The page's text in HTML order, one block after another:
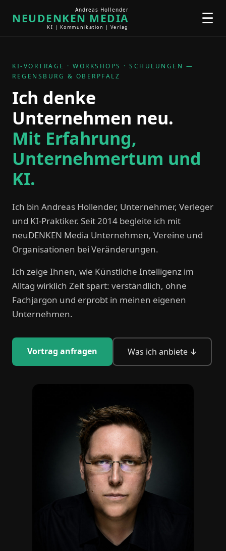
Andreas Hollender
NEUDENKEN MEDIA
KI | Kommunikation | Verlag
☰
KI-VORTRÄGE · WORKSHOPS · SCHULUNGEN —
REGENSBURG & OBERPFALZ
Ich denke
Unternehmen neu.
Mit Erfahrung,
Unternehmertum und
KI.
Ich bin Andreas Hollender, Unternehmer, Verleger
und KI-Praktiker. Seit 2014 begleite ich mit
neuDENKEN Media Unternehmen, Vereine und
Organisationen bei Veränderungen.
Ich zeige Ihnen, wie Künstliche Intelligenz im
Alltag wirklich Zeit spart: verständlich, ohne
Fachjargon und erprobt in meinen eigenen
Unternehmen.
Vortrag anfragen Was ich anbiete ↓